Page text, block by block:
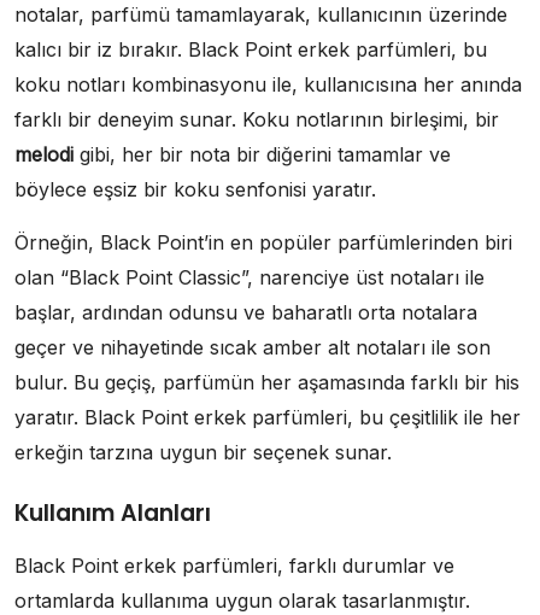
notalar, parfümü tamamlayarak, kullanıcının üzerinde
kalıcı bir iz bırakır. Black Point erkek parfümleri, bu
koku notları kombinasyonu ile, kullanıcısına her anında
farklı bir deneyim sunar. Koku notlarının birleşimi, bir
melodi gibi, her bir nota bir diğerini tamamlar ve
böylece eşsiz bir koku senfonisi yaratır.
Örneğin, Black Point’in en popüler parfümlerinden biri
olan “Black Point Classic”, narenciye üst notaları ile
başlar, ardından odunsu ve baharatlı orta notalara
geçer ve nihayetinde sıcak amber alt notaları ile son
bulur. Bu geçiş, parfümün her aşamasında farklı bir his
yaratır. Black Point erkek parfümleri, bu çeşitlilik ile her
erkeğin tarzına uygun bir seçenek sunar.
Kullanım Alanları
Black Point erkek parfümleri, farklı durumlar ve
ortamlarda kullanıma uygun olarak tasarlanmıştır.